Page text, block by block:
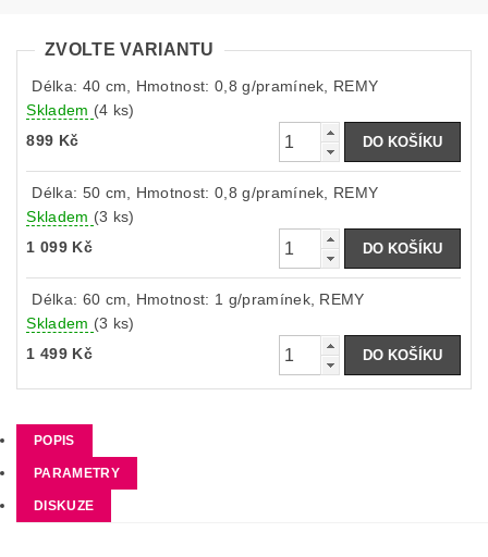
ZVOLTE VARIANTU
Délka: 40 cm, Hmotnost: 0,8 g/pramínek, REMY
Skladem (4 ks)
899 Kč
Délka: 50 cm, Hmotnost: 0,8 g/pramínek, REMY
Skladem (3 ks)
1 099 Kč
Délka: 60 cm, Hmotnost: 1 g/pramínek, REMY
Skladem (3 ks)
1 499 Kč
POPIS
PARAMETRY
DISKUZE